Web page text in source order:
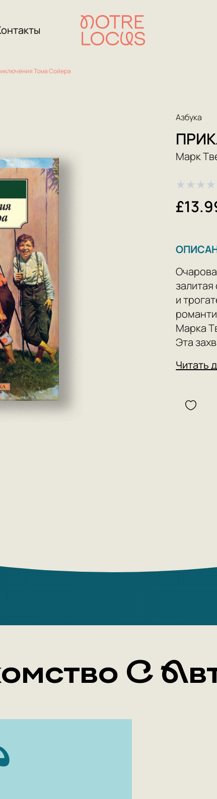
Тома Сойера
Азбука
Марк
★★★★
и
Марка
Эта
Марк
детей,
права
на
спасти
Читать
С